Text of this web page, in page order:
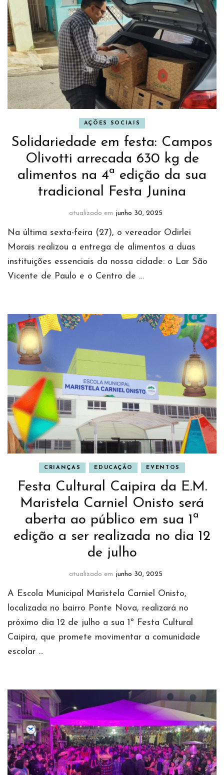
AÇÕES SOCIAIS
Solidariedade em festa: Campos
Olivotti arrecada 630 kg de
alimentos na 4ª edição da sua
tradicional Festa Junina
atualizado em junho 30, 2025
Na última sexta-feira (27), o vereador Odirlei
Morais realizou a entrega de alimentos a duas
instituições essenciais da nossa cidade: o Lar São
Vicente de Paulo e o Centro de …
CRIANÇAS EDUCAÇÃO EVENTOS
Festa Cultural Caipira da E.M.
Maristela Carniel Onisto será
aberta ao público em sua 1ª
edição a ser realizada no dia 12
de julho
atualizado em junho 30, 2025
A Escola Municipal Maristela Carniel Onisto,
localizada no bairro Ponte Nova, realizará no
próximo dia 12 de julho a sua 1º Festa Cultural
Caipira, que promete movimentar a comunidade
escolar …